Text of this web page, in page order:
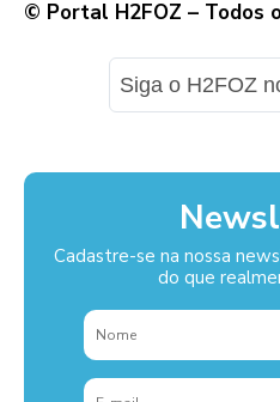
© Portal H2FOZ – Todos
Siga o H2FOZ
Cadastre-se na nossa
do que